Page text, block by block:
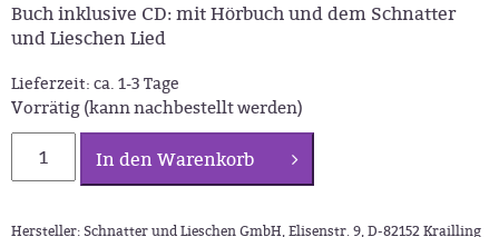
Buch inklusive CD: mit Hörbuch und dem Schnatter
und Lieschen Lied
Lieferzeit: ca. 1-3 Tage
Vorrätig (kann nachbestellt werden)
und
Lieschen:
In den Warenkorb
Hersteller: Schnatter und Lieschen GmbH, Elisenstr. 9, D-82152 Krailling